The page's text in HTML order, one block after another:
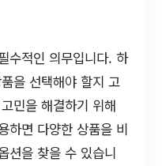
수적인 의무입니다. 하
을 선택해야 할지 고
민을 해결하기 위해
하면 다양한 상품을 비
션을 찾을 수 있습니